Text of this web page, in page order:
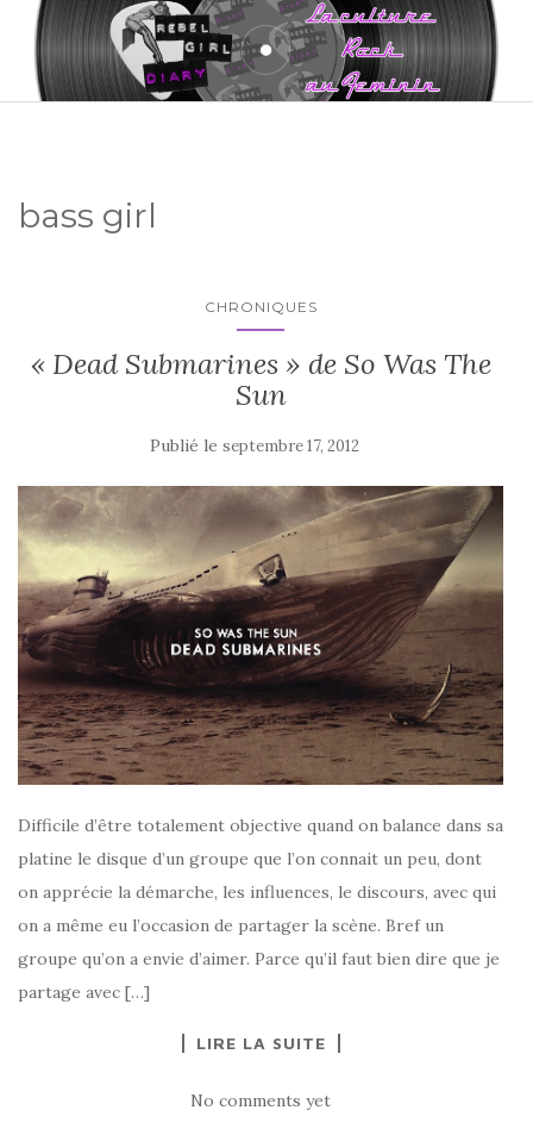
bass girl
CHRONIQUES
« Dead Submarines » de So Was The
Sun
Publié le septembre 17, 2012
Difficile d’être totalement objective quand on balance dans sa
platine le disque d’un groupe que l’on connait un peu, dont
on apprécie la démarche, les influences, le discours, avec qui
on a même eu l’occasion de partager la scène. Bref un
groupe qu’on a envie d’aimer. Parce qu’il faut bien dire que je
partage avec […]
LIRE LA SUITE
No comments yet